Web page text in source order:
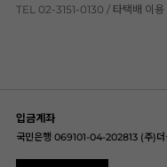
TEL 02-3151-0130 / 타택배 이용
입금계좌
국민은행 069101-04-202813 (주)더